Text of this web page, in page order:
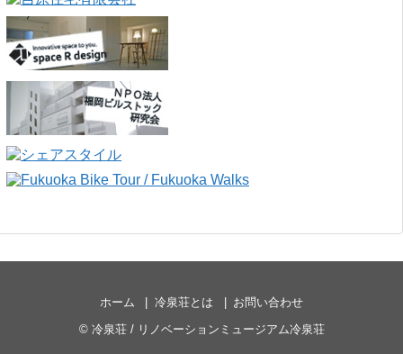
ホーム 冷泉荘とは
お問い合わせ
© 冷泉荘 / リノベーションミュージアム冷泉荘